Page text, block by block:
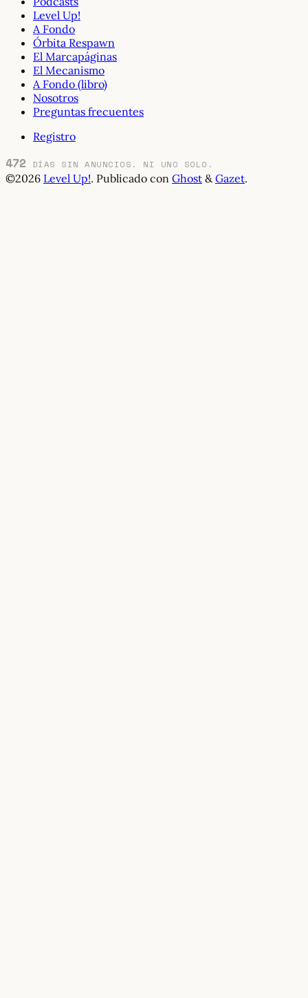
Level Up!
A Fondo
Órbita Respawn
El Marcapáginas
El Mecanismo
A Fondo (libro)
Nosotros
Preguntas frecuentes
Registro
472 DÍAS SIN ANUNCIOS. NI UNO SOLO.
©2026 Level Up!. Publicado con Ghost & Gazet.